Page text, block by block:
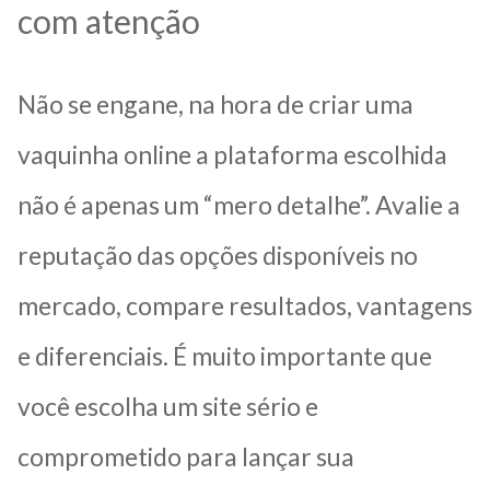
com atenção
Não se engane, na hora de criar uma
vaquinha online a plataforma escolhida
não é apenas um “mero detalhe”. Avalie a
reputação das opções disponíveis no
mercado, compare resultados, vantagens
e diferenciais. É muito importante que
você escolha um site sério e
comprometido para lançar sua